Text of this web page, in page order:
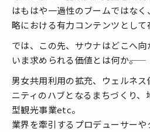
はもはや一過性のブームではな
略における有力コンテンツとして
では、この先、サウナはどこへ向
いま求められる価値とは何か――。
男女共用利用の拡充、ウェルネ
ニティのハブとなるまちづくり
型観光事業etc。
業界を牽引するプロデューサー